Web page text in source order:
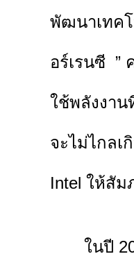
พัฒนาเทคโ
อร์เรนซี ”
ใช้พลังงา
จะไม่ไกลเ
Intel ให้สั
ในปี